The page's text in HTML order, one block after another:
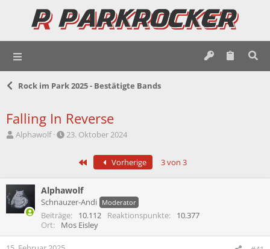
Rock im Park 2025 - Bestätigte Bands
Falling In Reverse
E
l
l
e
Alphawolf
E
l
l
a
m
23. Oktober 2024
Erste Vorherige 3 von 3
Alphawolf
Schnauzer-Andi Moderator
Beiträge 10.112 Reaktionspunkte
10.377
Ort
Mos Eisley